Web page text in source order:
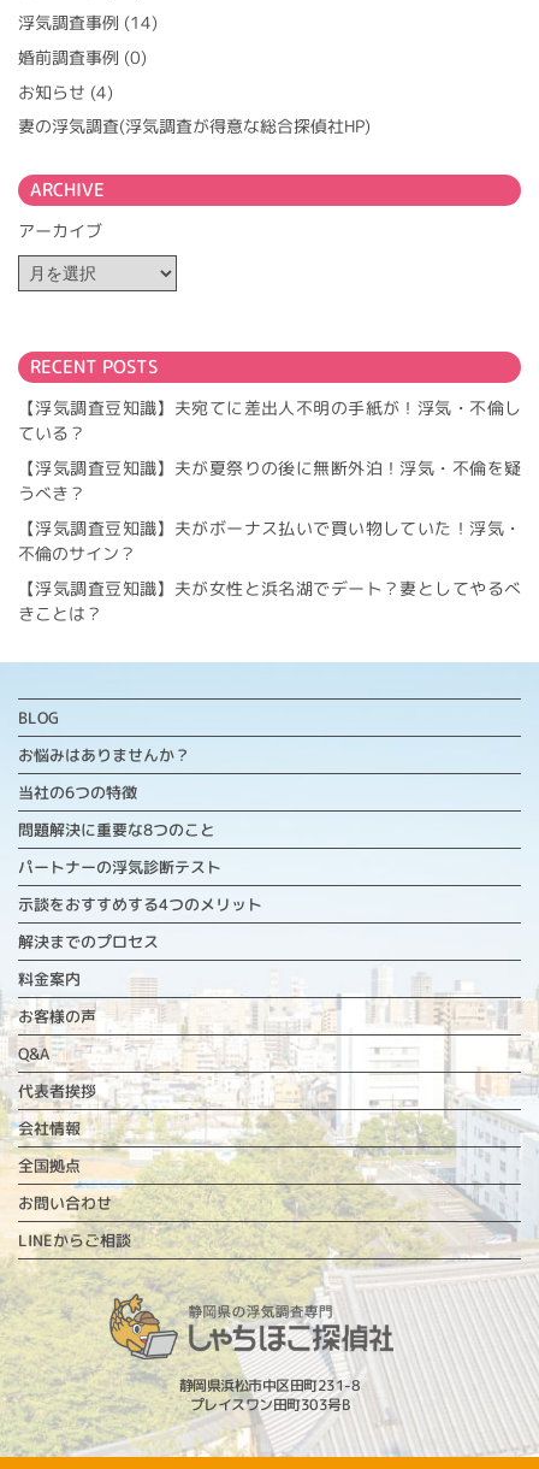
浮気調査事例 (14)
婚前調査事例 (0)
お知らせ (4)
妻の浮気調査(浮気調査が得意な総合探偵社HP)
ARCHIVE
アーカイブ
RECENT POSTS
【浮気調査豆知識】夫宛てに差出人不明の手紙が！浮気・不倫し
ている？
【浮気調査豆知識】夫が夏祭りの後に無断外泊！浮気・不倫を疑
うべき？
【浮気調査豆知識】夫がボーナス払いで買い物していた！浮気・
不倫のサイン？
【浮気調査豆知識】夫が女性と浜名湖でデート？妻としてやるべ
きことは？
BLOG
お悩みはありませんか？
当社の6つの特徴
問題解決に重要な8つのこと
パートナーの浮気診断テスト
示談をおすすめする4つのメリット
解決までのプロセス
料金案内
お客様の声
Q&A
代表者挨拶
会社情報
全国拠点
お問い合わせ
LINEからご相談
静岡県浜松市中区田町231-8
プレイスワン田町303号B